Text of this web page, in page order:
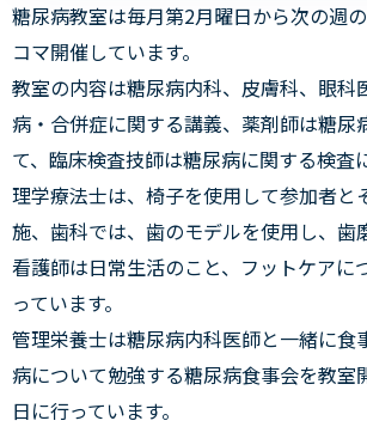
糖尿病教室は毎月第2月曜日から次の週
コマ開催しています。
教室の内容は糖尿病内科、皮膚科、眼科
病・合併症に関する講義、薬剤師は糖尿
て、臨床検査技師は糖尿病に関する検査
理学療法士は、椅子を使用して参加者と
施、歯科では、歯のモデルを使用し、歯
看護師は日常生活のこと、フットケアに
っています。
管理栄養士は糖尿病内科医師と一緒に食
病について勉強する糖尿病食事会を教室
日に行っています。